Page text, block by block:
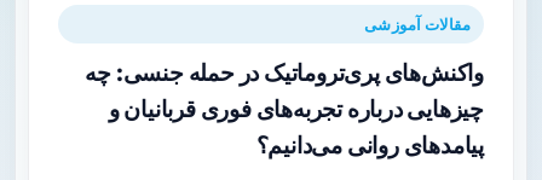
مقالات آموزشی
واکنش‌های پری‌تروماتیک در حمله جنسی: چه
چیزهایی درباره تجربه‌های فوری قربانیان و
پیامدهای روانی می‌دانیم؟